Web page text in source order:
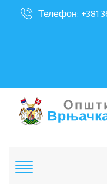
Телефон: +381